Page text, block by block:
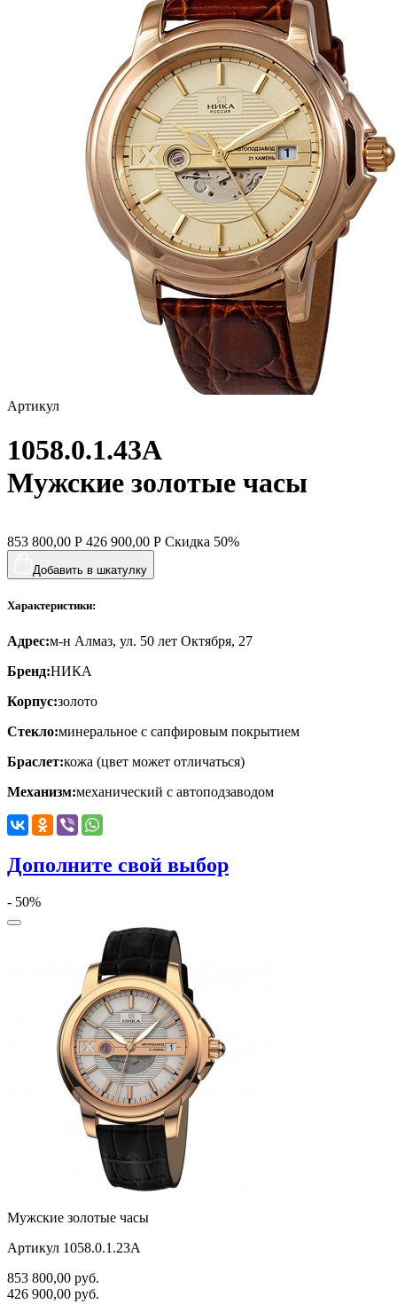
Артикул
1058.0.1.43A
Мужские золотые часы
853 800,00 Р 426 900,00 Р Скидка 50%
Добавить в шкатулку
Характеристики:
Адрес:м-н Алмаз, ул. 50 лет Октября, 27
Бренд:НИКА
Корпус:золото
Стекло:минеральное с сапфировым покрытием
Браслет:кожа (цвет может отличаться)
Механизм:механический с автоподзаводом
Дополните свой выбор
- 50%
Мужские золотые часы
Артикул 1058.0.1.23A
853 800,00 руб.
426 900,00 руб.